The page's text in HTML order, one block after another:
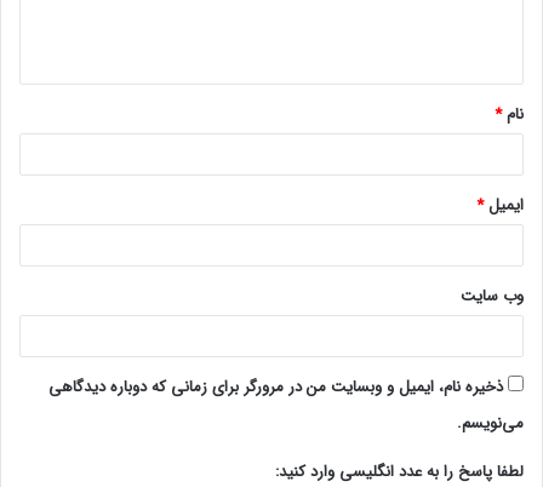
*
نام*
ایمیل*
وب‌ سایت
ذخیره نام، ایمیل و وبسایت من در مرورگر برای زمانی که دوباره دیدگاهی
می‌نویسم.
لطفا پاسخ را به عدد انگلیسی وارد کنید: